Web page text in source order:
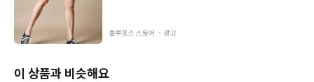
블루포스 스토어 ・ 광고
이 상품과 비슷해요